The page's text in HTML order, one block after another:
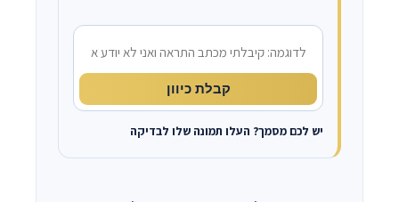
מה קרה?
קבלת כיוון
יש לכם מסמך? העלו תמונה שלו לבדיקה